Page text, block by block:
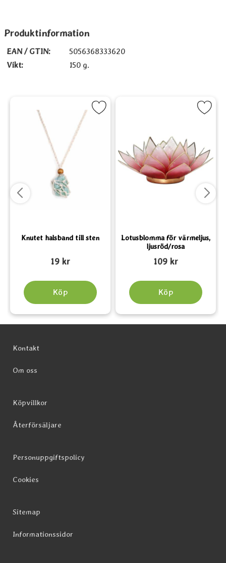
Produktinformation
EAN / GTIN:
5056368333620
Vikt:
150 g.
talismaner som favorit
Knutet halsband till sten
Art. nr 639419 kr
Köp
Markera Knutet halsband till sten som favorit
Lotusblomma för värmeljus,
ljusröd/rosa
Art. nr 6153109 kr
Köp
Markera Lotusblomma för
Kontakt
Om oss
Köpvillkor
Återförsäljare
Personuppgiftspolicy
Cookies
Sitemap
Informationssidor